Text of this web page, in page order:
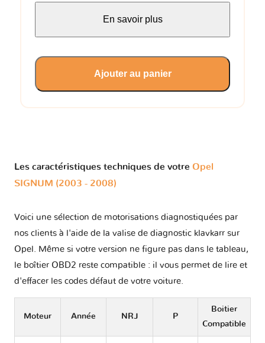
En savoir plus
Ajouter au panier
Les caractéristiques techniques de votre Opel
SIGNUM (2003 - 2008)
Voici une sélection de motorisations diagnostiquées par
nos clients à l'aide de la valise de diagnostic klavkarr sur
Opel. Même si votre version ne figure pas dans le tableau,
le boîtier OBD2 reste compatible : il vous permet de lire et
d'effacer les codes défaut de votre voiture.
Moteur Année NRJ P
Boitier
Compatible